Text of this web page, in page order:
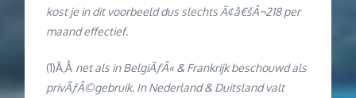
kost je in dit voorbeeld dus slechts Ã¢â€šÂ¬218 per
maand effectief.
(1)Ã‚Â net als in BelgiÃƒÂ« & Frankrijk beschouwd als
privÃƒÂ©gebruik. In Nederland & Duitsland valt